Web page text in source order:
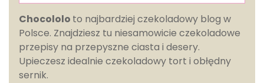
Chocololo to najbardziej czekoladowy blog w
Polsce. Znajdziesz tu niesamowicie czekoladowe
przepisy na przepyszne ciasta i desery.
Upieczesz idealnie czekoladowy tort i obłędny
sernik.